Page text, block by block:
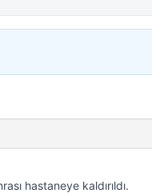
hastaneye kaldırıldı.